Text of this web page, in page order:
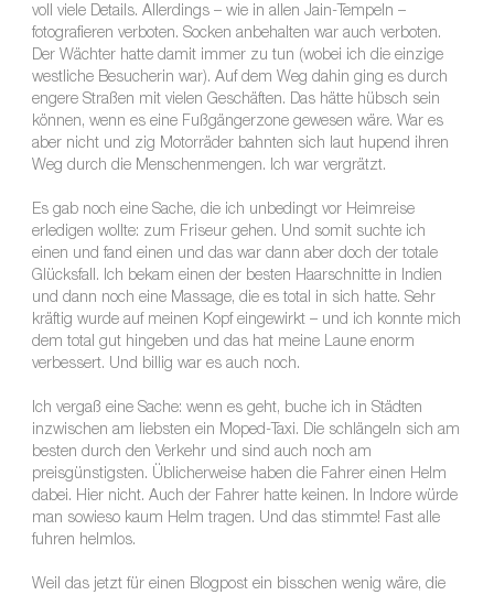
voll viele Details. Allerdings – wie in allen Jain-Tempeln –
fotografieren verboten. Socken anbehalten war auch verboten.
Der Wächter hatte damit immer zu tun (wobei ich die einzige
westliche Besucherin war). Auf dem Weg dahin ging es durch
engere Straßen mit vielen Geschäften. Das hätte hübsch sein
können, wenn es eine Fußgängerzone gewesen wäre. War es
aber nicht und zig Motorräder bahnten sich laut hupend ihren
Weg durch die Menschenmengen. Ich war vergrätzt.
Es gab noch eine Sache, die ich unbedingt vor Heimreise
erledigen wollte: zum Friseur gehen. Und somit suchte ich
einen und fand einen und das war dann aber doch der totale
Glücksfall. Ich bekam einen der besten Haarschnitte in Indien
und dann noch eine Massage, die es total in sich hatte. Sehr
kräftig wurde auf meinen Kopf eingewirkt – und ich konnte mich
dem total gut hingeben und das hat meine Laune enorm
verbessert. Und billig war es auch noch.
Ich vergaß eine Sache: wenn es geht, buche ich in Städten
inzwischen am liebsten ein Moped-Taxi. Die schlängeln sich am
besten durch den Verkehr und sind auch noch am
preisgünstigsten. Üblicherweise haben die Fahrer einen Helm
dabei. Hier nicht. Auch der Fahrer hatte keinen. In Indore würde
man sowieso kaum Helm tragen. Und das stimmte! Fast alle
fuhren helmlos.
Weil das jetzt für einen Blogpost ein bisschen wenig wäre, die